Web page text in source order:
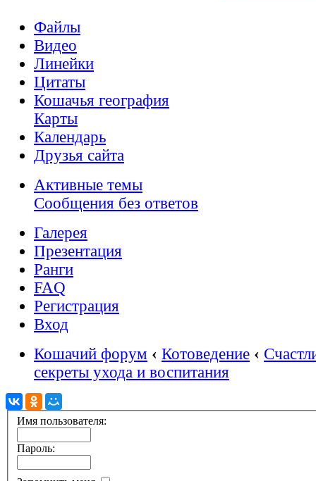
Файлы
Видео
Линейки
Цитаты
Кошачья география
Карты
Календарь
Друзья сайта
Активные темы
Сообщения без ответов
Галерея
Презентация
Ранги
FAQ
Регистрация
Вход
Кошачий форум ‹ Котоведение ‹
секреты ухода и воспитания
Имя пользователя:
Пароль: